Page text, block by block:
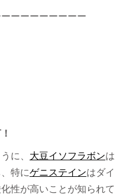
ーーーーーーーー
に、 大豆イソフラボンは
特にゲニステインはダイ
性が高いことが知られて